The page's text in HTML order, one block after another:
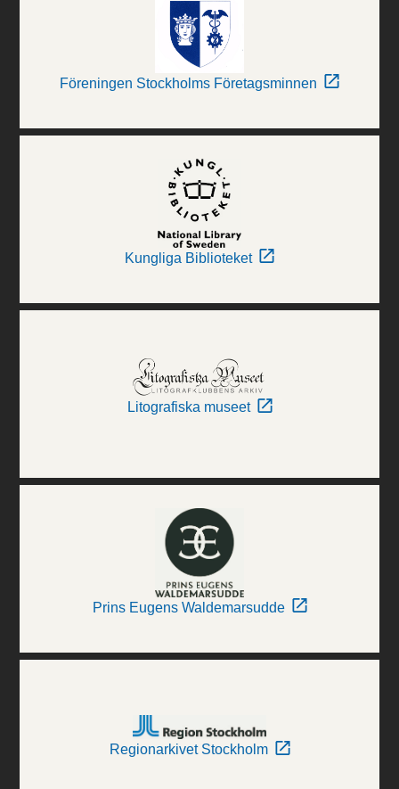
Föreningen Stockholms Företagsminnen
Kungliga Biblioteket
Litografiska museet
Prins Eugens Waldemarsudde
Regionarkivet Stockholm